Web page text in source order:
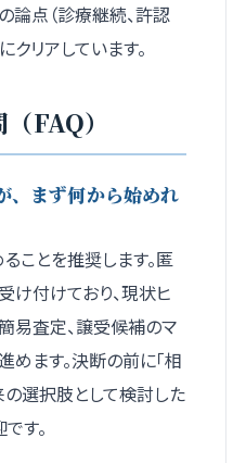
論点（診療継続、許認
クリアしています。
FAQ）
、まず何から始めれ
ことを推奨します。匿
け付けており、現状ヒ
易査定、譲受候補のマ
めます。決断の前に「相
の選択肢として検討した
す。